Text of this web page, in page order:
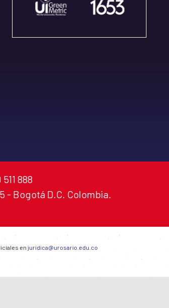
888
- Bogotá D.C. Colombia.
en juridica@urosario.edu.co